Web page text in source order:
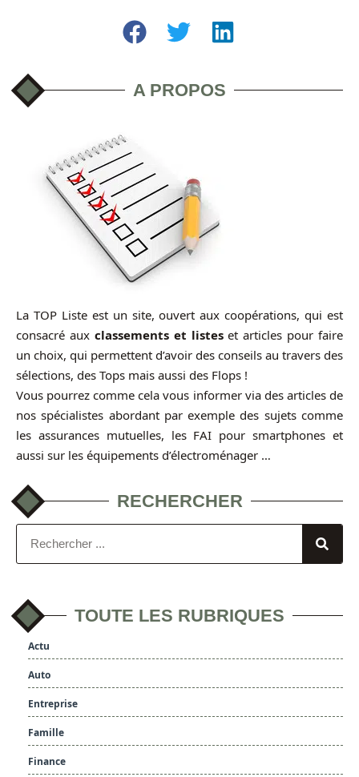
A PROPOS
La TOP Liste est un site, ouvert aux coopérations, qui est
consacré aux classements et listeset articles pour faire
un choix, qui permettent d’avoir des conseils au travers des
sélections, des Tops mais aussi des Flops !
Vous pourrez comme cela vous informer via des articles de
nos spécialistes abordant par exemple des sujets comme
les assurances mutuelles, les FAI pour smartphones et
aussi sur les équipements d’électroménager …
RECHERCHER
TOUTE LES RUBRIQUES
Actu
Auto
Entreprise
Famille
Finance